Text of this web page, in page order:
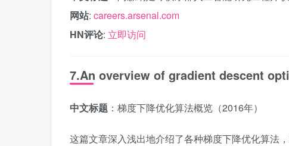
网站: careers.arsenal.com
HN评论: 立即访问
7.An overview of gradient descent
中文标题 ：梯度下降优化算法概览（2016年）
这篇文章深入浅出地介绍了各种梯度下降优化算法